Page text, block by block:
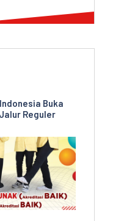
Buka
Reguler